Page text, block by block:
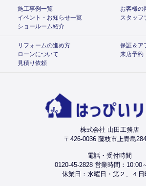
施工事例一覧
お客様の
イベント・お知らせ一覧
スタッフ
ショールーム紹介
リフォームの進め方
保証＆ア
ローンについて
来店予約
見積り依頼
株式会社 山田工務店
〒426-0036 藤枝市上青島
電話・受付時間
0120-45-2828 営業時間：10:00
休業日：水曜日・第２、４日